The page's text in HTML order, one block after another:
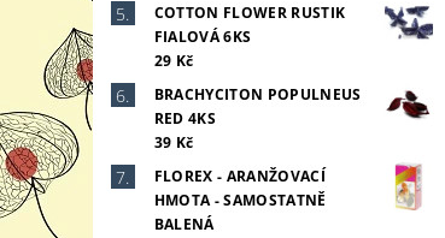
COTTON FLOWER RUSTIK
FIALOVÁ 6KS
29 Kč
BRACHYCITON POPULNEUS
RED 4KS
39 Kč
FLOREX - ARANŽOVACÍ
HMOTA - SAMOSTATNĚ
BALENÁ